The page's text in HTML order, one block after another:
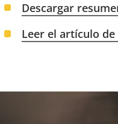
Descargar
Leer el artículo de